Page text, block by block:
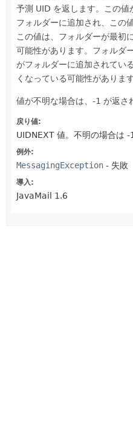
予測 UID を返します。この
フォルダーに追加され、この
この値は、フォルダーが最初
可能性があります。フォルダ
がフォルダーに追加されてい
くなっている可能性があります
値が不明な場合は、-1 が返さ
戻り値:
UIDNEXT 値。不明の場合は -1
例外:
MessagingException - 失敗
導入:
JavaMail 1.6